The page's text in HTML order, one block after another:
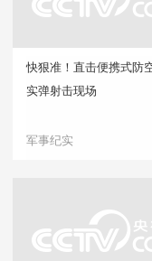
快狠准！直击便携式防
实弹射击现场
军事纪实